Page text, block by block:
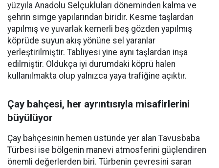
yüzyıla Anadolu Selçukluları döneminden kalma ve
şehrin simge yapılarından biridir. Kesme taşlardan
yapılmış ve yuvarlak kemerli beş gözden yapılmış
köprüde suyun akış yönüne sel yaranlar
yerleştirilmiştir. Tabliyesi yine aynı taşlardan inşa
edilmiştir. Oldukça iyi durumdaki köprü halen
kullanılmakta olup yalnızca yaya trafiğine açıktır.
Çay bahçesi, her ayrıntısıyla misafirlerini
büyülüyor
Çay bahçesinin hemen üstünde yer alan Tavusbaba
Türbesi ise bölgenin manevi atmosferini güçlendiren
önemli değerlerden biri. Türbenin çevresini saran